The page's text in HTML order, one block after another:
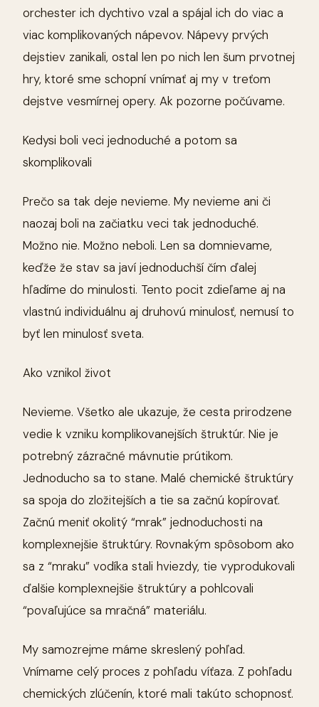
orchester ich dychtivo vzal a spájal ich do viac a
viac komplikovaných nápevov. Nápevy prvých
dejstiev zanikali, ostal len po nich len šum prvotnej
hry, ktoré sme schopní vnímať aj my v treťom
dejstve vesmírnej opery. Ak pozorne počúvame.
Kedysi boli veci jednoduché a potom sa
skomplikovali
Prečo sa tak deje nevieme. My nevieme ani či
naozaj boli na začiatku veci tak jednoduché.
Možno nie. Možno neboli. Len sa domnievame,
keďže že stav sa javí jednoduchší čím ďalej
hľadíme do minulosti. Tento pocit zdieľame aj na
vlastnú individuálnu aj druhovú minulosť, nemusí to
byť len minulosť sveta.
Ako vznikol život
Nevieme. Všetko ale ukazuje, že cesta prirodzene
vedie k vzniku komplikovanejších štruktúr. Nie je
potrebný zázračné mávnutie prútikom.
Jednoducho sa to stane. Malé chemické štruktúry
sa spoja do zložitejších a tie sa začnú kopírovať.
Začnú meniť okolitý “mrak” jednoduchosti na
komplexnejšie štruktúry. Rovnakým spôsobom ako
sa z “mraku” vodíka stali hviezdy, tie vyprodukovali
ďalšie komplexnejšie štruktúry a pohlcovali
“povaľujúce sa mračná” materiálu.
My samozrejme máme skreslený pohľad.
Vnímame celý proces z pohľadu víťaza. Z pohľadu
chemických zlúčenín, ktoré mali takúto schopnosť.